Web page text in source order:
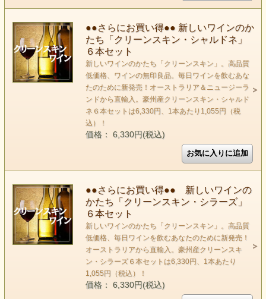
●●さらにお買い得●● 新しいワインのか
たち「クリーンスキン・シャルドネ」
６本セット
新しいワインのかたち「クリーンスキン」。高品質
低価格、ワインの無印良品。毎日ワインを飲むあな
たのために新発売！オーストラリア＆ニュージーラ
ンドから直輸入。豪州産クリーンスキン・シャルド
ネ６本セットは6,330円、1本あたり1,055円（税
込）！
価格： 6,330円(税込)
●●さらにお買い得●● 新しいワインの
かたち「クリーンスキン・シラーズ」
６本セット
新しいワインのかたち「クリーンスキン」。高品質
低価格、毎日ワインを飲むあなたのために新発売！
オーストラリアから直輸入。豪州産クリーンスキ
ン・シラーズ６本セットは6,330円、1本あたり
1,055円（税込）！
価格： 6,330円(税込)